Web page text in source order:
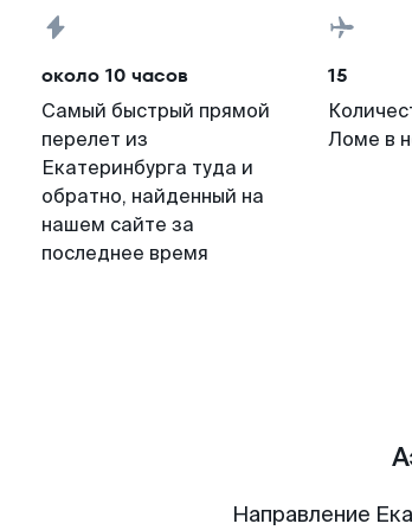
около 10 часов
Самый быстрый прямой
перелет из
Екатеринбурга туда и
обратно, найденный на
нашем сайте за
последнее время
15
Ломе в
Направление